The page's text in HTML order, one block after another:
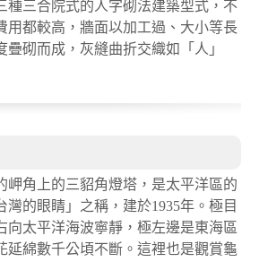
種三合院式的人字砌法建築型式，不
用都較高，牆面以加工過、大小等長
疊砌而成，灰縫曲折交織如「人」
岬角上的三貂角燈塔，是太平洋區的
灣的眼睛」之稱，建於1935年。極目
向太平洋海波寧靜，極左邊是東海區
延綿數千公頃不斷。這裡也是觀賞龜